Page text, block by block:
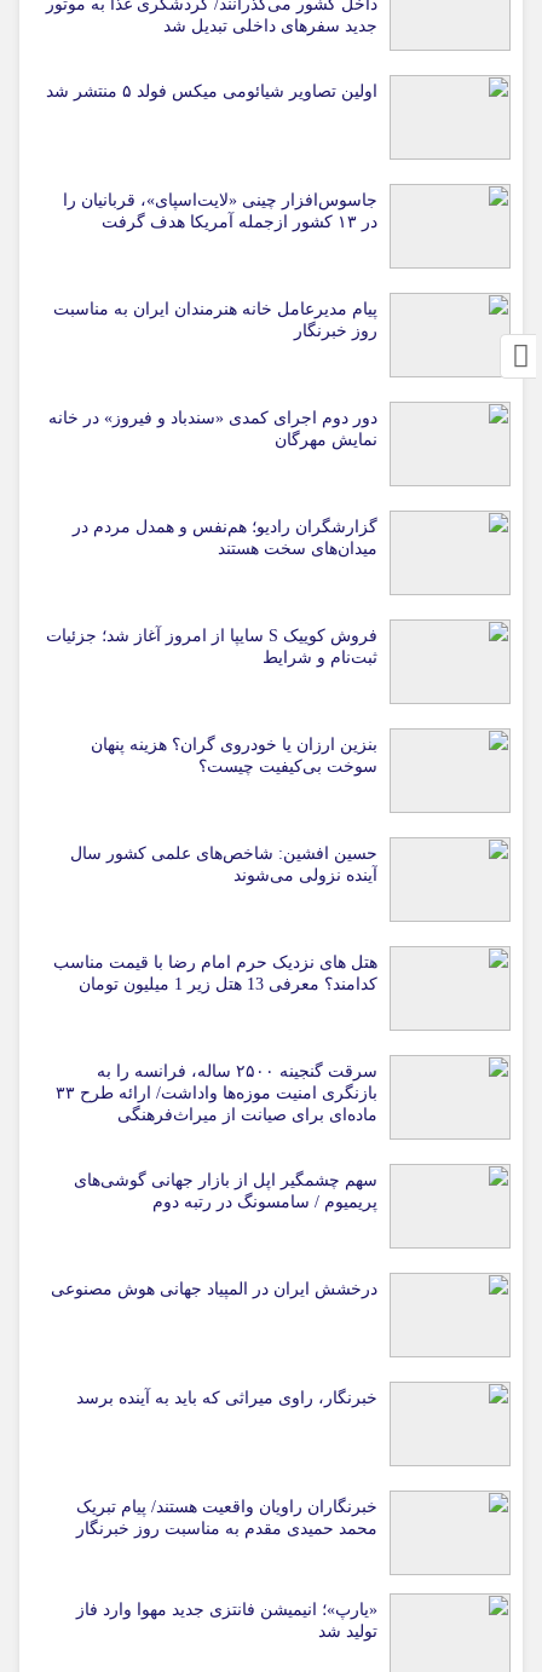
داخل کشور می‌گذرانند/ گردشگری غذا به موتور
جدید سفرهای داخلی تبدیل شد
اولین تصاویر شیائومی میکس فولد ۵ منتشر شد
جاسوس‌افزار چینی «لایت‌اسپای»، قربانیان را
در ۱۳ کشور ازجمله آمریکا هدف گرفت
پیام مدیرعامل خانه هنرمندان ایران به مناسبت
روز خبرنگار
دور دوم اجرای کمدی «سندباد و فیروز» در خانه
نمایش مهرگان
گزارشگران رادیو؛ هم‌نفس و همدل مردم در
میدان‌های سخت هستند
فروش کوییک S سایپا از امروز آغاز شد؛ جزئیات
ثبت‌نام و شرایط
بنزین ارزان یا خودروی گران؟ هزینه پنهان
سوخت بی‌کیفیت چیست؟
حسین افشین: شاخص‌های علمی کشور سال
آینده نزولی می‌شوند
هتل های نزدیک حرم امام رضا با قیمت مناسب
کدامند؟ معرفی 13 هتل زیر 1 میلیون تومان
سرقت گنجینه ۲۵۰۰ ساله، فرانسه را به
بازنگری امنیت موزه‌ها واداشت/ ارائه طرح ۳۳
ماده‌ای برای صیانت از میراث‌فرهنگی
سهم چشمگیر اپل از بازار جهانی گوشی‌های
پریمیوم / سامسونگ در رتبه دوم
درخشش ایران در المپیاد جهانی هوش مصنوعی
خبرنگار، راوی میراثی که باید به آینده برسد
خبرنگاران راویان واقعیت هستند/ پیام تبریک
محمد حمیدی مقدم به مناسبت روز خبرنگار
«یارپ»؛ انیمیشن فانتزی جدید مهوا وارد فاز
تولید شد